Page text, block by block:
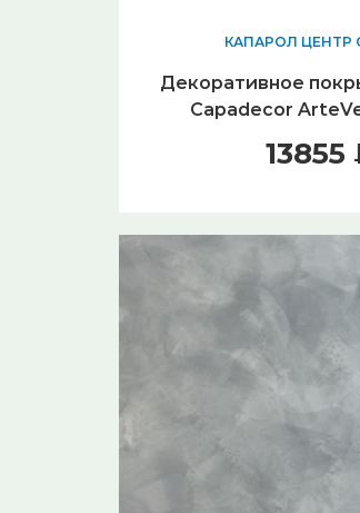
КАПАРОЛ ЦЕНТР
Декоративное
Capadecor
13855